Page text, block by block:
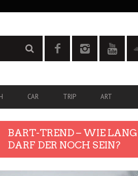
CAR TRIP ART
BART-TREND – WIE LANG
DARF DER NOCH SEIN?